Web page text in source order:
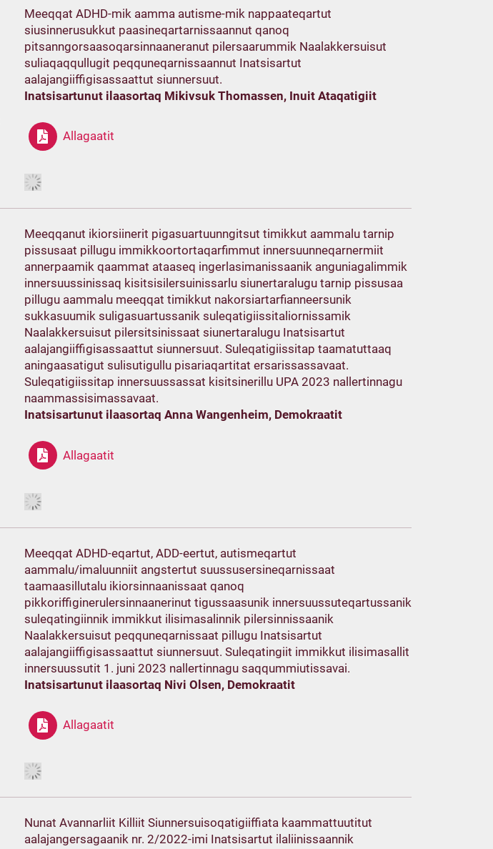
Meeqqat ADHD-mik aamma autisme-mik nappaateqartut
siusinnerusukkut paasineqartarnissaannut qanoq
pitsanngorsaasoqarsinnaaneranut pilersaarummik Naalakkersuisut
suliaqaqqullugit peqquneqarnissaannut Inatsisartut
aalajangiiffigisassaattut siunnersuut.
Inatsisartunut ilaasortaq Mikivsuk Thomassen, Inuit Ataqatigiit
Allagaatit
Meeqqanut ikiorsiinerit pigasuartuunngitsut timikkut aammalu tarnip
pissusaat pillugu immikkoortortaqarfimmut innersuunneqarnermiit
annerpaamik qaammat ataaseq ingerlasimanissaanik anguniagalimmik
innersuussinissaq kisitsisilersuinissarlu siunertaralugu tarnip pissusaa
pillugu aammalu meeqqat timikkut nakorsiartarfianneersunik
sukkasuumik suligasuartussanik suleqatigiissitaliornissamik
Naalakkersuisut pilersitsinissaat siunertaralugu Inatsisartut
aalajangiiffigisassaattut siunnersuut. Suleqatigiissitap taamatuttaaq
aningaasatigut sulisutigullu pisariaqartitat ersarissassavaat.
Suleqatigiissitap innersuussassat kisitsinerillu UPA 2023 nallertinnagu
naammassisimassavaat.
Inatsisartunut ilaasortaq Anna Wangenheim, Demokraatit
Allagaatit
Meeqqat ADHD-eqartut, ADD-eertut, autismeqartut
aammalu/imaluunniit angstertut suussusersineqarnissaat
taamaasillutalu ikiorsinnaanissaat qanoq
pikkoriffiginerulersinnaanerinut tigussaasunik innersuussuteqartussanik
suleqatingiinnik immikkut ilisimasalinnik pilersinnissaanik
Naalakkersuisut peqquneqarnissaat pillugu Inatsisartut
aalajangiiffigisassaattut siunnersuut. Suleqatingiit immikkut ilisimasallit
innersuussutit 1. juni 2023 nallertinnagu saqqummiutissavai.
Inatsisartunut ilaasortaq Nivi Olsen, Demokraatit
Allagaatit
Nunat Avannarliit Killiit Siunnersuisoqatigiiffiata kaammattuutitut
aalajangersagaanik nr. 2/2022-imi Inatsisartut ilaliinissaannik